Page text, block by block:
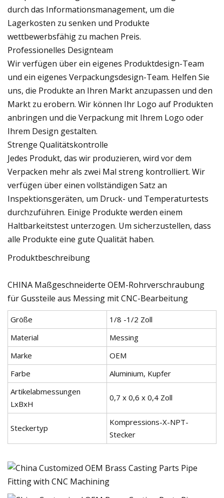
durch das Informationsmanagement, um die
Lagerkosten zu senken und Produkte
wettbewerbsfähig zu machen Preis.
Professionelles Designteam
Wir verfügen über ein eigenes Produktdesign-Team
und ein eigenes Verpackungsdesign-Team. Helfen Sie
uns, die Produkte an Ihren Markt anzupassen und den
Markt zu erobern. Wir können Ihr Logo auf Produkten
anbringen und die Verpackung mit Ihrem Logo oder
Ihrem Design gestalten.
Strenge Qualitätskontrolle
Jedes Produkt, das wir produzieren, wird vor dem
Verpacken mehr als zwei Mal streng kontrolliert. Wir
verfügen über einen vollständigen Satz an
Inspektionsgeräten, um Druck- und Temperaturtests
durchzuführen. Einige Produkte werden einem
Haltbarkeitstest unterzogen. Um sicherzustellen, dass
alle Produkte eine gute Qualität haben.
Produktbeschreibung
CHINA Maßgeschneiderte OEM-Rohrverschraubung
für Gussteile aus Messing mit CNC-Bearbeitung
Größe
1/8 -1/2 Zoll
Material
Messing
Marke
OEM
Farbe
Aluminium, Kupfer
Artikelabmessungen
LxBxH
0,7 x 0,6 x 0,4 Zoll
Steckertyp
Kompressions-X-NPT-
Stecker